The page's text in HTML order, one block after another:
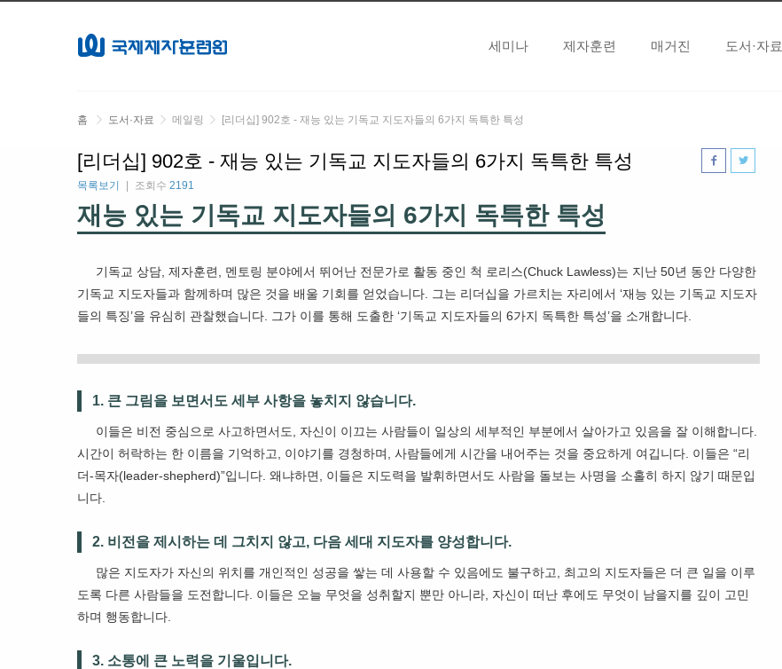
세미나 제자훈련 매거진 도서·자료
홈 도서·자료 메일링 [리더십] 902호 - 재능 있는 기독교 지도자들의 6가지 독특한 특성
[리더십] 902호 - 재능 있는 기독교 지도자들의 6가지 독특한 특성
목록보기 조회수 2191
재능 있는 기독교 지도자들의 6가지 독특한 특성
기독교 상담, 제자훈련, 멘토링 분야에서 뛰어난 전문가로 활동 중인 척 로리스(Chuck Lawless)는 지난 50년 동안 다양한
기독교 지도자들과 함께하며 많은 것을 배울 기회를 얻었습니다. 그는 리더십을 가르치는 자리에서 ‘재능 있는 기독교 지도자
들의 특징’을 유심히 관찰했습니다. 그가 이를 통해 도출한 ‘기독교 지도자들의 6가지 독특한 특성’을 소개합니다.
1. 큰 그림을 보면서도 세부 사항을 놓치지 않습니다.
이들은 비전 중심으로 사고하면서도, 자신이 이끄는 사람들이 일상의 세부적인 부분에서 살아가고 있음을 잘 이해합니다.
시간이 허락하는 한 이름을 기억하고, 이야기를 경청하며, 사람들에게 시간을 내어주는 것을 중요하게 여깁니다. 이들은 “리
더-목자(leader-shepherd)”입니다. 왜냐하면, 이들은 지도력을 발휘하면서도 사람을 돌보는 사명을 소홀히 하지 않기 때문입
니다.
2. 비전을 제시하는 데 그치지 않고, 다음 세대 지도자를 양성합니다.
많은 지도자가 자신의 위치를 개인적인 성공을 쌓는 데 사용할 수 있음에도 불구하고, 최고의 지도자들은 더 큰 일을 이루
도록 다른 사람들을 도전합니다. 이들은 오늘 무엇을 성취할지 뿐만 아니라, 자신이 떠난 후에도 무엇이 남을지를 깊이 고민
하며 행동합니다.
3. 소통에 큰 노력을 기울입니다.